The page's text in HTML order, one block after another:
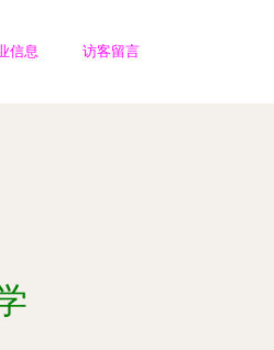
信息 访客留言